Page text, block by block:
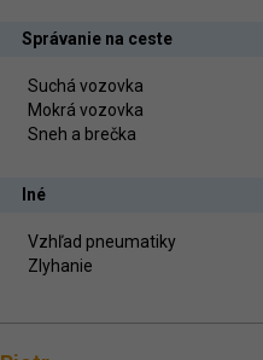
Správanie na ceste
Suchá vozovka
Mokrá vozovka
Sneh a brečka
Iné
Vzhľad pneumatiky
Zlyhanie